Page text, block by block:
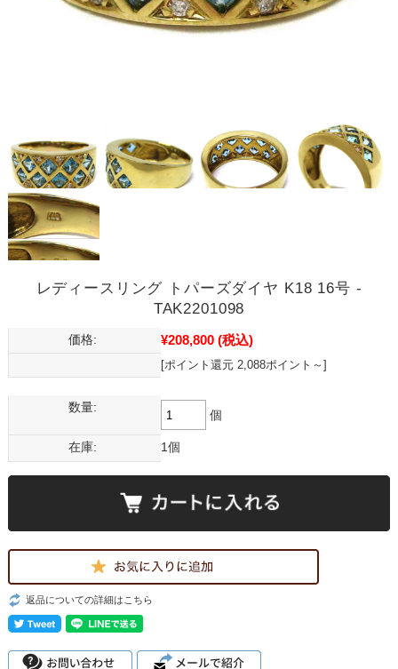
レディースリング トパーズダイヤ K18 16号 -
TAK2201098
価格: ¥208,800 (税込)
[ポイント還元 2,088ポイント～]
数量:
個
在庫: 1個
返品についての詳細はこちら